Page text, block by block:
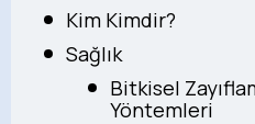
Kim Kimdir?
Sağlık
Bitkisel
Yöntemleri